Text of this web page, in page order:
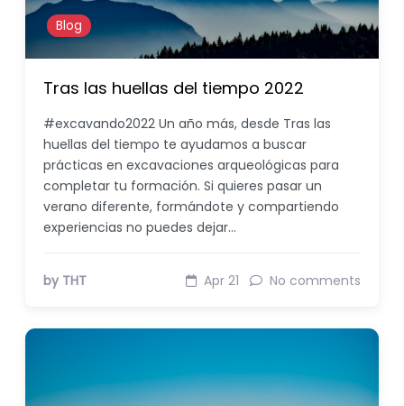
Blog
Tras las huellas del tiempo 2022
#excavando2022 Un año más, desde Tras las
huellas del tiempo te ayudamos a buscar
prácticas en excavaciones arqueológicas para
completar tu formación. Si quieres pasar un
verano diferente, formándote y compartiendo
experiencias no puedes dejar…
by THT Apr 21 No comments